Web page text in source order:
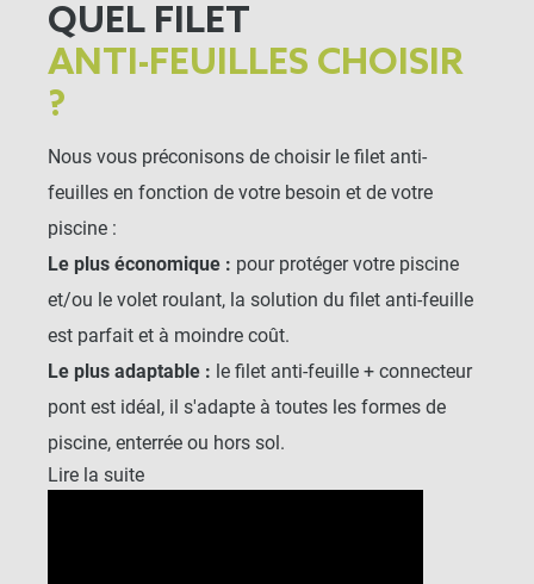
QUEL FILET
ANTI-FEUILLES CHOISIR
?
Nous vous préconisons de choisir le filet anti-
feuilles en fonction de votre besoin et de votre
piscine :
Le plus économique : pour protéger votre piscine
et/ou le volet roulant, la solution du filet anti-feuille
est parfait et à moindre coût.
Le plus adaptable : le filet anti-feuille + connecteur
pont est idéal, il s'adapte à toutes les formes de
piscine, enterrée ou hors sol.
Le plus robuste
Lire la suite